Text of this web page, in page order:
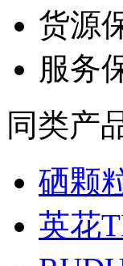
货源
服务
同类产
硒颗
英花